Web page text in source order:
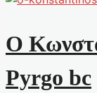
Ο
Pyrgo bc